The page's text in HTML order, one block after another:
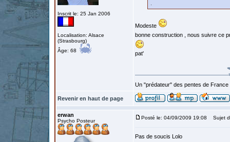
Inscrit le: 25 Jan 2006
Localisation: Alsace
(Strasbourg)
Âge: 68
Modeste
bonne construction , nous suivre ce
pat'
Un "prédateur" des pentes de
Revenir en haut de page
erwan
Psycho Posteur
Posté le: 04/09/2009 19:08 Sujet
Pas de soucis Lolo